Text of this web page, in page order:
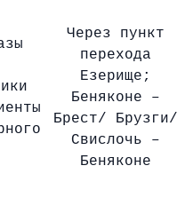
Через пункт
перехода
Езерище;
Беняконе –
Брест/ Брузги/
Свислочь –
Беняконе